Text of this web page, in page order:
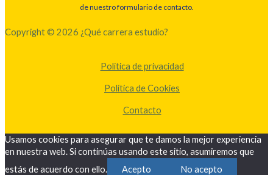
de nuestro formulario de contacto.
Copyright © 2026 ¿Qué carrera estudio?
Política de privacidad
Política de Cookies
Contacto
Usamos cookies para asegurar que te damos la mejor experiencia
en nuestra web. Si continúas usando este sitio, asumiremos que
estás de acuerdo con ello.
Acepto No acepto